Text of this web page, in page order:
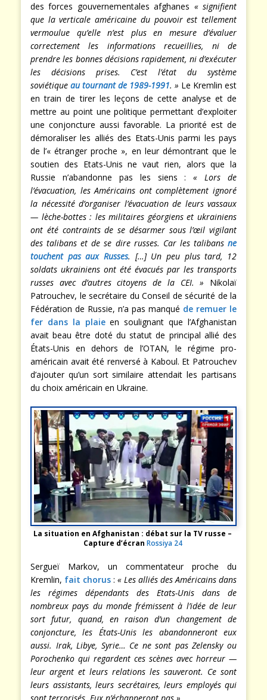
des forces gouvernementales afghanes « signifient
que la verticale américaine du pouvoir est tellement
vermoulue qu’elle n’est plus en mesure d’évaluer
correctement les informations recueillies, ni de
prendre les bonnes décisions rapidement, ni d’exécuter
les décisions prises. C’est l’état du système
soviétique au tournant de 1989-1991. » Le Kremlin est
en train de tirer les leçons de cette analyse et de
mettre au point une politique permettant d’exploiter
une conjoncture aussi favorable. La priorité est de
démoraliser les alliés des Etats-Unis parmi les pays
de l’« étranger proche », en leur démontrant que le
soutien des Etats-Unis ne vaut rien, alors que la
Russie n’abandonne pas les siens :« Lors de
l’évacuation, les Américains ont complètement ignoré
la nécessité d’organiser l’évacuation de leurs vassaux
— lèche-bottes : les militaires géorgiens et ukrainiens
ont été contraints de se désarmer sous l’œil vigilant
des talibans et de se dire russes. Car les talibans ne
touchent pas aux Russes. […] Un peu plus tard, 12
soldats ukrainiens ont été évacués par les transports
russes avec d’autres citoyens de la CEI. » Nikolaï
Patrouchev, le secrétaire du Conseil de sécurité de la
Fédération de Russie, n’a pas manqué de remuer le
fer dans la plaieen soulignant que l’Afghanistan
avait beau être doté du statut de principal allié des
États-Unis en dehors de l’OTAN, le régime pro-
américain avait été renversé à Kaboul. Et Patrouchev
d’ajouter qu’un sort similaire attendait les partisans
du choix américain en Ukraine.
La situation en Afghanistan : débat sur la TV russe –
Capture d’écran Rossiya 24
Sergueï Markov, un commentateur proche du
Kremlin, fait chorus : « Les alliés des Américains dans
les régimes dépendants des Etats-Unis dans de
nombreux pays du monde frémissent à l’idée de leur
sort futur, quand, en raison d’un changement de
conjoncture, les États-Unis les abandonneront eux
aussi. Irak, Libye, Syrie… Ce ne sont pas Zelensky ou
Porochenko qui regardent ces scènes avec horreur —
leur argent et leurs relations les sauveront. Ce sont
leurs assistants, leurs secrétaires, leurs employés qui